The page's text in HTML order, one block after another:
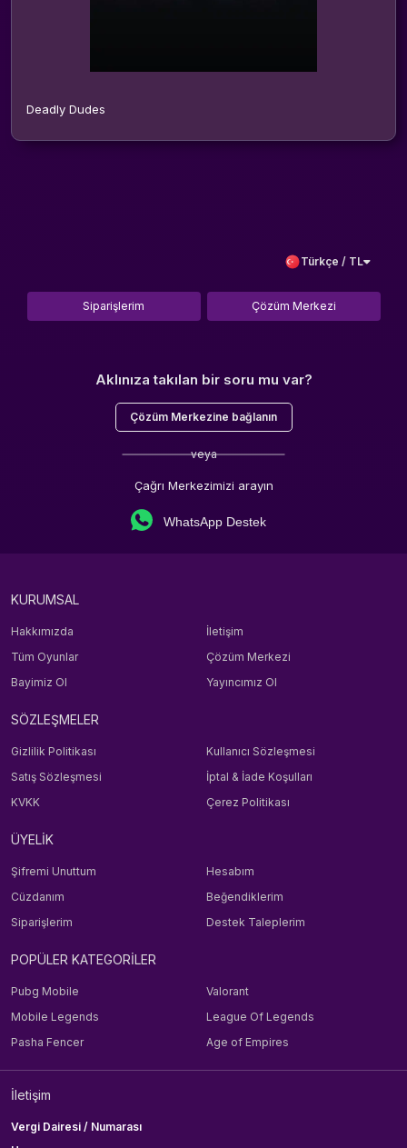
Deadly Dudes
Türkçe / TL
Siparişlerim Çözüm Merkezi
Aklınıza takılan bir soru mu var?
Çözüm Merkezine bağlanın
veya
Çağrı Merkezimizi arayın
WhatsApp Destek
KURUMSAL
Hakkımızda
İletişim
Tüm Oyunlar
Çözüm Merkezi
Bayimiz Ol
Yayıncımız Ol
SÖZLEŞMELER
Gizlilik Politikası
Kullanıcı Sözleşmesi
Satış Sözleşmesi
İptal & İade Koşulları
KVKK
Çerez Politikası
ÜYELİK
Şifremi Unuttum
Hesabım
Cüzdanım
Beğendiklerim
Siparişlerim
Destek Taleplerim
POPÜLER KATEGORİLER
Pubg Mobile
Valorant
Mobile Legends
League Of Legends
Pasha Fencer
Age of Empires
İletişim
Vergi Dairesi / Numarası